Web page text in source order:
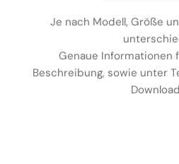
Je nach Modell, Größe
Genaue Informationen
Beschreibung, sowie unter